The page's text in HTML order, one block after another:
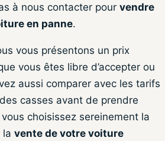
à nous contacter pour vendre
en panne.
vous présentons un prix
vous êtes libre d’accepter ou
aussi comparer avec les tarifs
casses avant de prendre
choisissez sereinement la
la vente de votre voiture